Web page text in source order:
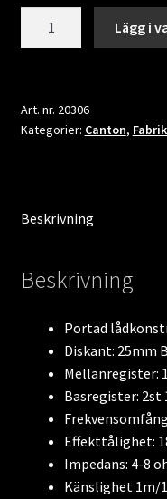
Lägg i
Art. nr. 20306
Kategorier: Canton,
Beskrivning
Beskrivning
Portad
Diskant: 25mm
Mellanregister:
Basregister:
Effekttålighet:
Impedans: 4-8
Känslighet 1m/